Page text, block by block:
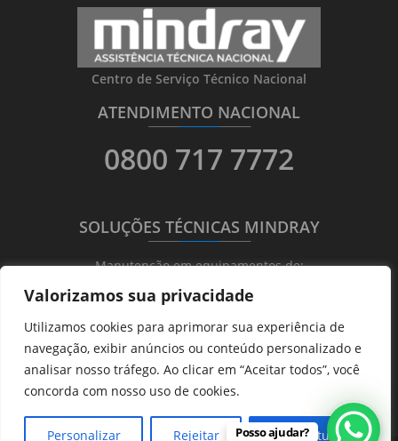
Valorizamos sua privacidade
Utilizamos cookies para aprimorar sua experiência de
navegação, exibir anúncios ou conteúdo personalizado e
analisar nosso tráfego. Ao clicar em “Aceitar todos”, você
concorda com nosso uso de cookies.
Personalizar Rejeitar Aceitar tudo
Centro de Serviço Técnico Nacional
ATENDIMENTO NACIONAL
_______________________
0800 717 7772
SOLUÇÕES TÉCNICAS MINDRAY
_______________________
Manutenção em equipamentos de:
Ultrassonografia
Ecocardiografia
Transdutores
Hematológicos
Posso ajudar?